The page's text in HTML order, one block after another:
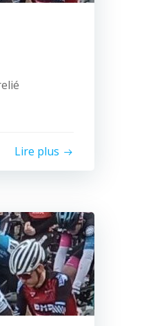
Lire plus